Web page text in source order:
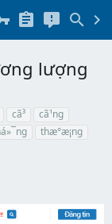
lượng
cã³
cã¹ng
thæ°æ¡ng